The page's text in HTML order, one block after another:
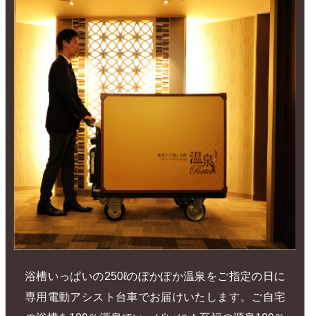
浴槽いっぱいの250ℓのぽかぽか温泉をご指定の日に
専用電動アシスト台車でお届けいたします。ご自宅